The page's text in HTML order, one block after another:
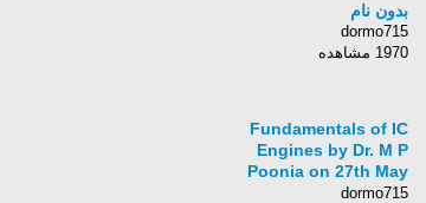
بدون نام
dormo715
1970 مشاهده
Fundamentals of IC
Engines by Dr. M P
Poonia on 27th May
2013
dormo715